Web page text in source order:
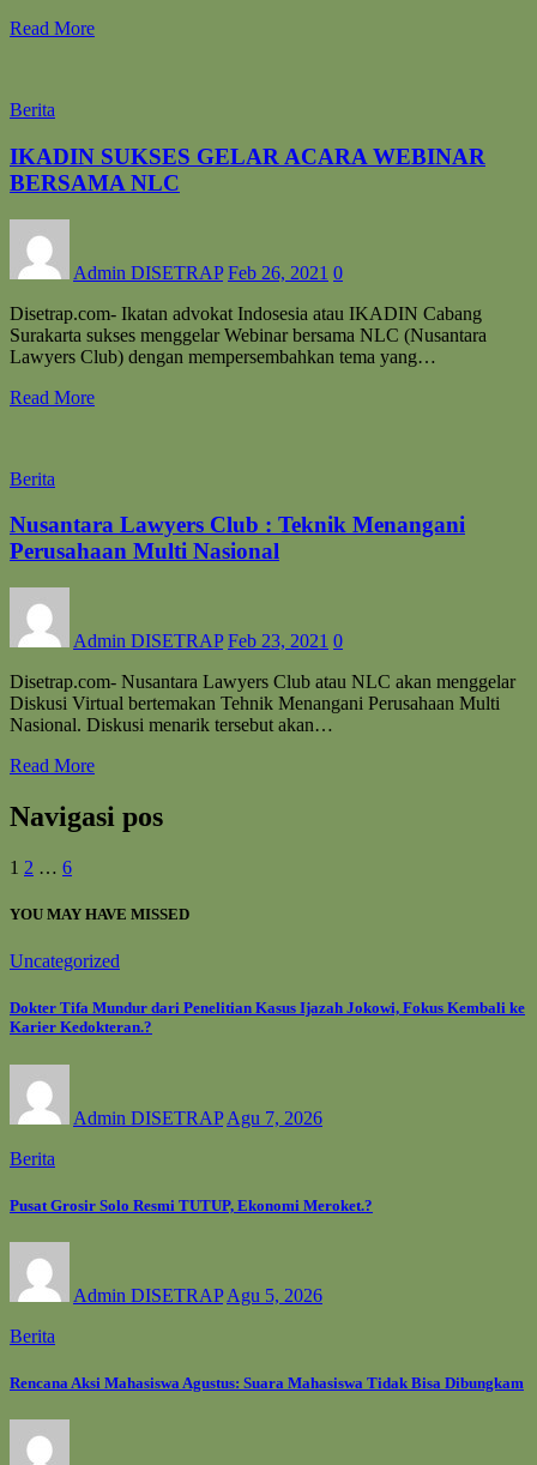
Read More
Berita
IKADIN SUKSES GELAR ACARA WEBINAR
BERSAMA NLC
Admin DISETRAP Feb 26, 2021 0
Disetrap.com- Ikatan advokat Indosesia atau IKADIN Cabang
Surakarta sukses menggelar Webinar bersama NLC (Nusantara
Lawyers Club) dengan mempersembahkan tema yang…
Read More
Berita
Nusantara Lawyers Club : Teknik Menangani
Perusahaan Multi Nasional
Admin DISETRAP Feb 23, 2021 0
Disetrap.com- Nusantara Lawyers Club atau NLC akan menggelar
Diskusi Virtual bertemakan Tehnik Menangani Perusahaan Multi
Nasional. Diskusi menarik tersebut akan…
Read More
Navigasi pos
1 2 … 6
YOU MAY HAVE MISSED
Uncategorized
Dokter Tifa Mundur dari Penelitian Kasus Ijazah Jokowi, Fokus Kembali ke
Karier Kedokteran.?
Admin DISETRAP Agu 7, 2026
Berita
Pusat Grosir Solo Resmi TUTUP, Ekonomi Meroket.?
Admin DISETRAP Agu 5, 2026
Berita
Rencana Aksi Mahasiswa Agustus: Suara Mahasiswa Tidak Bisa Dibungkam